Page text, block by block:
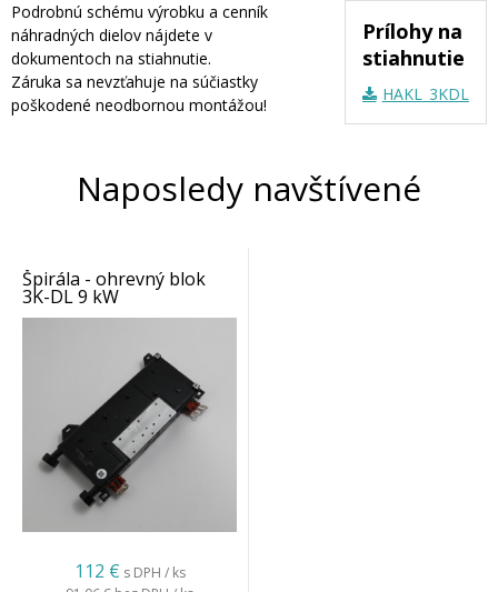
Prílohy na
stiahnutie
Podrobnú schému výrobku a cenník
náhradných dielov nájdete v
dokumentoch na stiahnutie.
Záruka sa nevzťahuje na súčiastky
poškodené neodbornou montážou!
Naposledy navštívené
Špirála - ohrevný blok
3K-DL 9 kW
112 € s DPH / ks